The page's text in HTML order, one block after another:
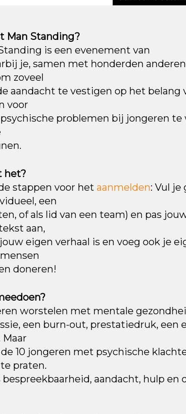
Man Standing?
is een evenement van
je, samen met honderden
zoveel
aandacht te vestigen op het belang
voor
problemen bij jongeren te
het?
stappen voor het aanmelden: Vul
een
of als lid van een team) en pas
aan,
eigen verhaal is en voeg ook je
doneren!
worstelen met mentale
een burn-out, prestatiedruk, een
10 jongeren met psychische
praten.
bespreekbaarheid, aandacht, hulp